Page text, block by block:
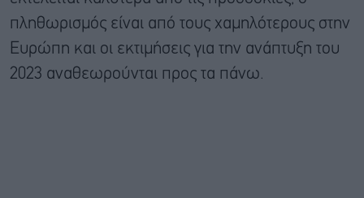
πληθωρισμός είναι από τους χαμηλότερους στην
Ευρώπη και οι εκτιμήσεις για την ανάπτυξη του
2023 αναθεωρούνται προς τα πάνω.